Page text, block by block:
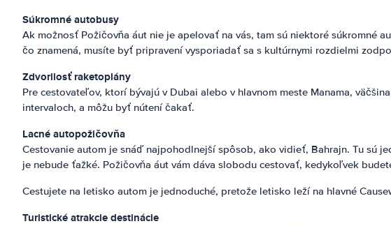
Súkromné autobusy
Ak možnosť Požičovňa áut nie je apelovať na vás, tam sú niektoré súkromné
čo znamená, musíte byť pripravení vysporiadať sa s kultúrnymi rozdielmi
Zdvorilosť raketoplány
Pre cestovateľov, ktorí bývajú v Dubai alebo v hlavnom meste Manama,
intervaloch, a môžu byť nútení čakať.
Lacné autopožičovňa
Cestovanie autom je snáď najpohodlnejší spôsob, ako vidieť, Bahrajn. Tu sú
je nebude ťažké. Požičovňa áut vám dáva slobodu cestovať, kedykoľvek
Cestujete na letisko autom je jednoduché, pretože letisko leží na hlavné
Turistické atrakcie destinácie